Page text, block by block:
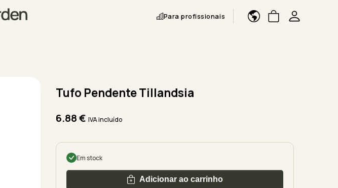
Para profissionais
Tufo Pendente Tillandsia
6.88€ IVA incluído
Em stock
Adicionar ao carrinho